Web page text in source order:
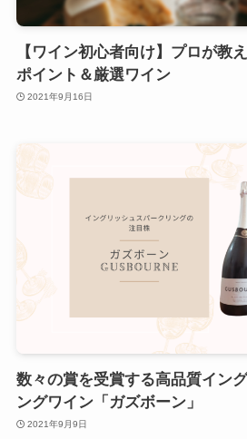
【ワイン初心者向け】プロが教
ポイント＆厳選ワイン
2021年9月16日
数々の賞を受賞する高品質イン
ングワイン「ガズボーン」
2021年9月9日